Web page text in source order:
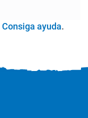
Consiga ayuda.